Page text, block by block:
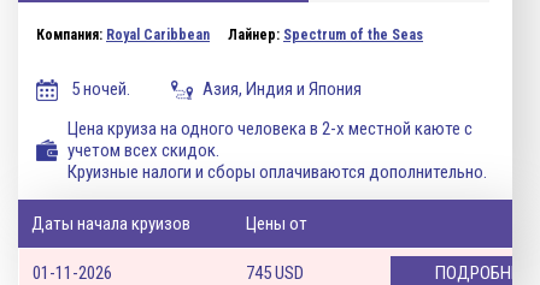
Компания: Royal Caribbean Лайнер: Spectrum of the Seas
5 ночей.
Азия, Индия и Япония
Цена круиза на одного человека в 2-х местной каюте с
учетом всех скидок.
Круизные налоги и сборы оплачиваются дополнительно.
Даты начала круизов Цены от
01-11-2026 745USD ПОДРОБНЕЕ